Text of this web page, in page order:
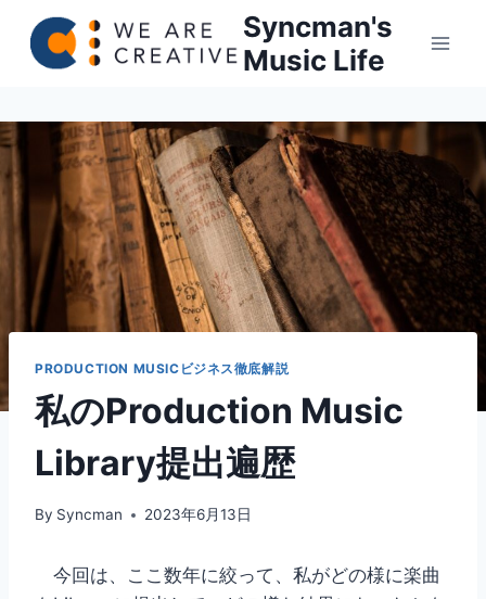
キ
プ
Syncman's
Music Life
PRODUCTION MUSICビジネス徹底解説
私のProduction Music
Library提出遍歴
By Syncman 2023年6月13日
今回は、ここ数年に絞って、私がどの様に楽曲